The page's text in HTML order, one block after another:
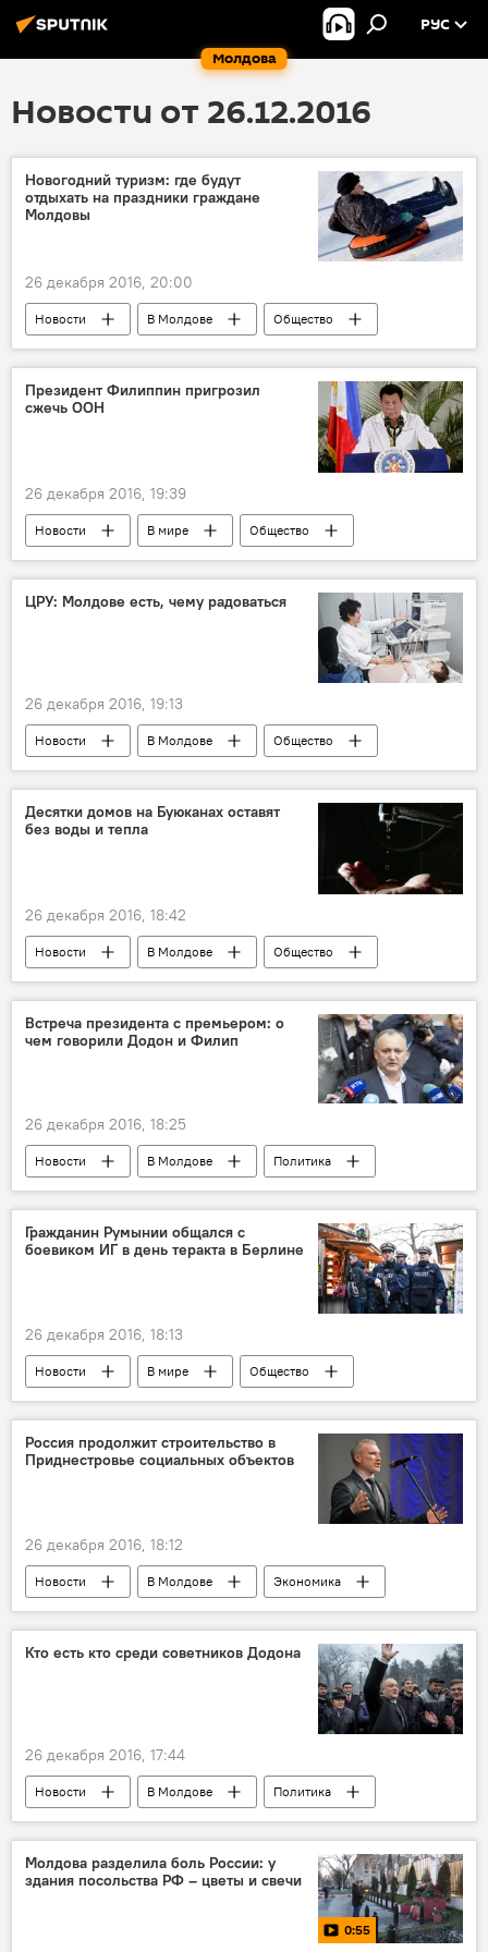
Молдова
РУС
Новости от 26.12.2016
Новогодний туризм: где будут
отдыхать на праздники граждане
Молдовы
26 декабря 2016, 20:00
Новости В Молдове
Общество
Республика Молдова
Прасковья Кулева
отдых
туризм
Президент Филиппин пригрозил
сжечь ООН
26 декабря 2016, 19:39
Новости В мире
Общество
Филиппины
Дутерте
ООН
расследование
ЦРУ: Молдове есть, чему радоваться
26 декабря 2016, 19:13
Новости В Молдове
Общество
Республика Молдова
ЦРУ
рождаемость
смертность
Десятки домов на Буюканах оставят
без воды и тепла
26 декабря 2016, 18:42
Новости В Молдове
Общество
Буюканы
АО "Termoelectrica"
отключение
Встреча президента с премьером: о
чем говорили Додон и Филип
26 декабря 2016, 18:25
Новости В Молдове
Политика
Республика Молдова
Игорь Додон
Павел Филип
встреча обсуждение
Гражданин Румынии общался с
боевиком ИГ в день теракта в Берлине
26 декабря 2016, 18:13
Новости В мире
Общество
Теракт в Берлине: хроника событий
Румыния
Берлин
Милан
Лион
ИГ
заправка
разговор
Россия продолжит строительство в
Приднестровье социальных объектов
26 декабря 2016, 18:12
Новости В Молдове
Экономика
Приднестровье
Республика Молдова
помощь
Кто есть кто среди советников Додона
26 декабря 2016, 17:44
Новости В Молдове
Политика
Республика Молдова
Ион Чебан
Андрей Негуца
Елена Горелова
Руслан Флоча
Игорь Додон
Молдова разделила боль России: у
здания посольства РФ – цветы и свечи
0:55